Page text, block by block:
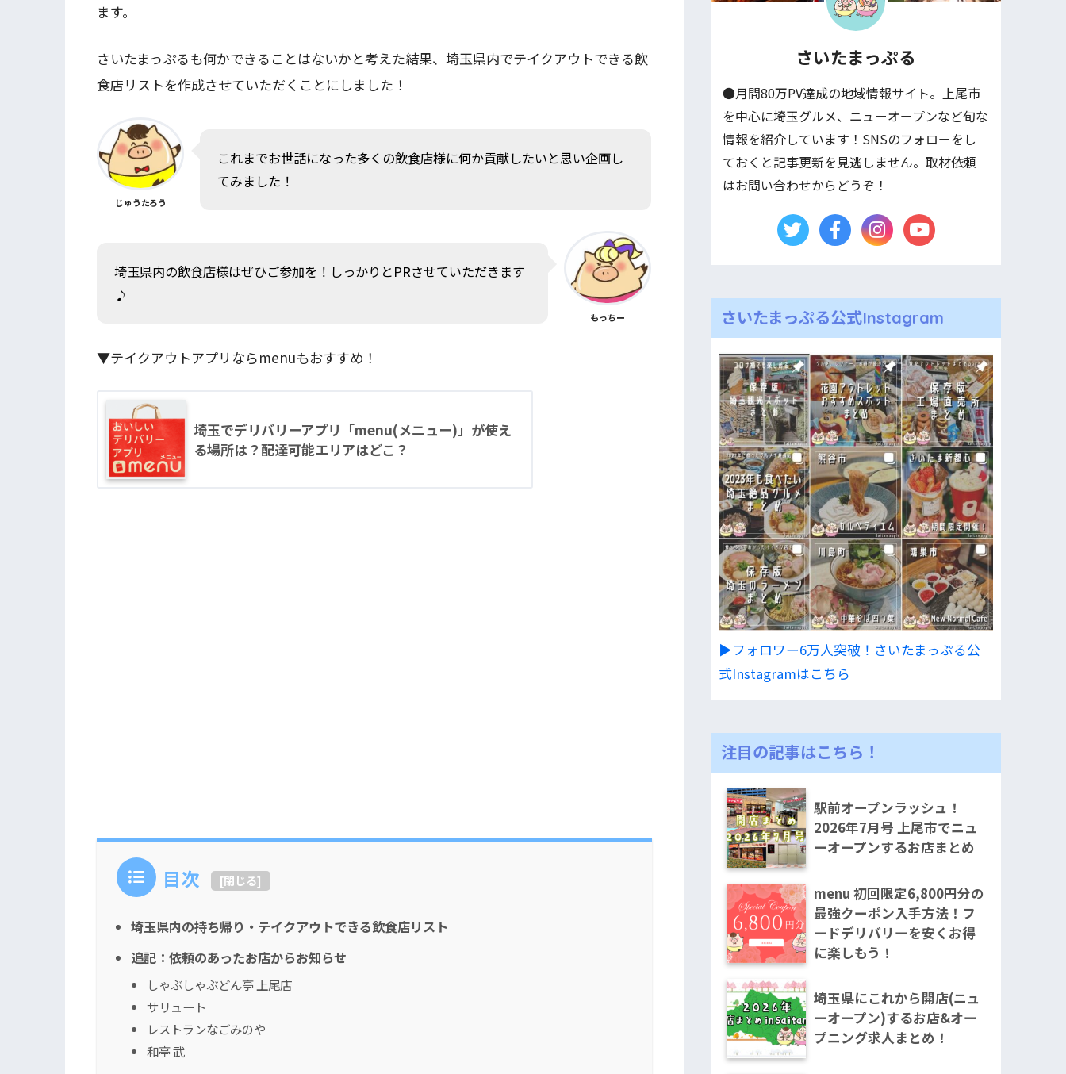
ます。
さいたまっぷるも何かできることはないかと考えた結果、埼玉県内でテイクアウトできる飲
食店リストを作成させていただくことにしました！
じゅうたろう
これまでお世話になった多くの飲食店様に何か貢献したいと思い企画し
てみました！
埼玉県内の飲食店様はぜひご参加を！しっかりとPRさせていただきます
♪
もっちー
▼テイクアウトアプリならmenuもおすすめ！
埼玉でデリバリーアプリ「menu(メニュー)」が使え
る場所は？配達可能エリアはどこ？
目次 [閉じる]
埼玉県内の持ち帰り・テイクアウトできる飲食店リスト
追記：依頼のあったお店からお知らせ
しゃぶしゃぶどん亭 上尾店
サリュート
レストランなごみのや
和亭 武
さいたまっぷる
●月間80万PV達成の地域情報サイト。上尾市
を中心に埼玉グルメ、ニューオープンなど旬な
情報を紹介しています！SNSのフォローをし
ておくと記事更新を見逃しません。取材依頼
はお問い合わせからどうぞ！
さいたまっぷる公式Instagram
▶︎フォロワー6万人突破！さいたまっぷる公
式Instagramはこちら
注目の記事はこちら！
駅前オープンラッシュ！
2026年7月号 上尾市でニュ
ーオープンするお店まとめ
menu 初回限定6,800円分の
最強クーポン入手方法！フ
ードデリバリーを安くお得
に楽しもう！
埼玉県にこれから開店(ニュ
ーオープン)するお店&オー
プニング求人まとめ！